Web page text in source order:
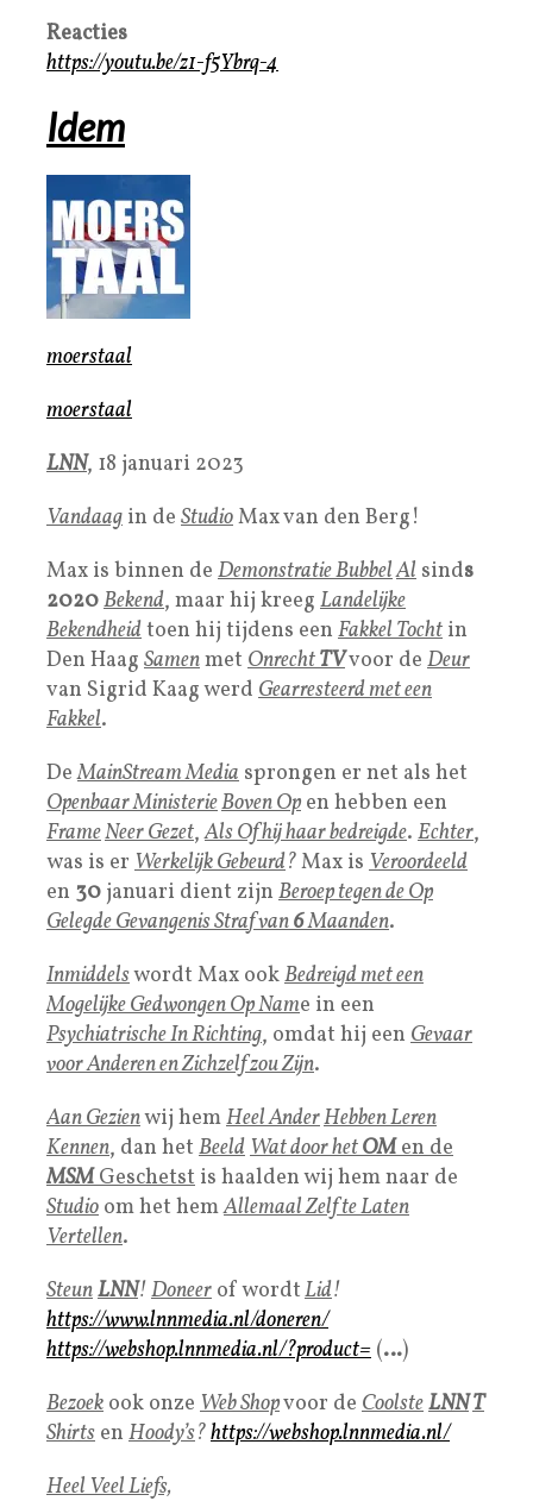
Reacties
https://youtu.be/z1-f5Ybrq-4
Idem
moerstaal
moerstaal
LNN, 18 januari 2023
Vandaag in de StudioMax van den Berg!
Max is binnen de Demonstratie BubbelAl sinds
2020Bekend, maar hij kreeg Landelijke
Bekendheidtoen hij tijdens een Fakkel Tocht in
Den Haag Samenmet OnrechtTVvoor de Deur
van Sigrid Kaag werd Gearresteerd met een
Fakkel.
DeMainStream Media sprongen er net als het
Openbaar MinisterieBoven Op en hebben een
FrameNeer Gezet,Als Of hij haar bedreigde. Echter,
was is er Werkelijk Gebeurd?Max is Veroordeeld
en 30 januari dient zijn Beroep tegen de Op
Gelegde Gevangenis Straf van6Maanden.
Inmiddelswordt Max ookBedreigd met een
Mogelijke Gedwongen Op Name in een
Psychiatrische In Richting, omdat hij een Gevaar
voor Anderen enZichzelf zou Zijn.
Aan Gezienwij hemHeel AnderHebben Leren
Kennen, dan het BeeldWat door hetOMen de
MSMGeschetst is haalden wij hem naar de
Studio om het hemAllemaal Zelf te Laten
Vertellen.
SteunLNN!Doneer of wordtLid!
https://www.lnnmedia.nl/doneren/
https://webshop.lnnmedia.nl/?product= (…)
Bezoek ook onze Web Shopvoor de CoolsteLNNT
Shirts en Hoody’s?https://webshop.lnnmedia.nl/
Heel Veel Liefs,